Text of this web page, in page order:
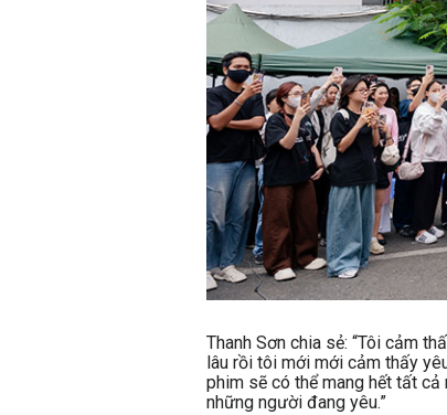
Thanh Sơn chia sẻ: “Tôi cảm
lâu rồi tôi mới mới cảm thấy
phim sẽ có thể mang hết tất
những người đang yêu.”